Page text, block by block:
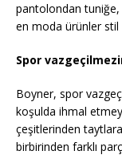
pantolondan tuniğe,
en moda ürünler stil
Spor
Boyner, spor
koşulda ihmal
çeşitlerinden
birbirinden farklı